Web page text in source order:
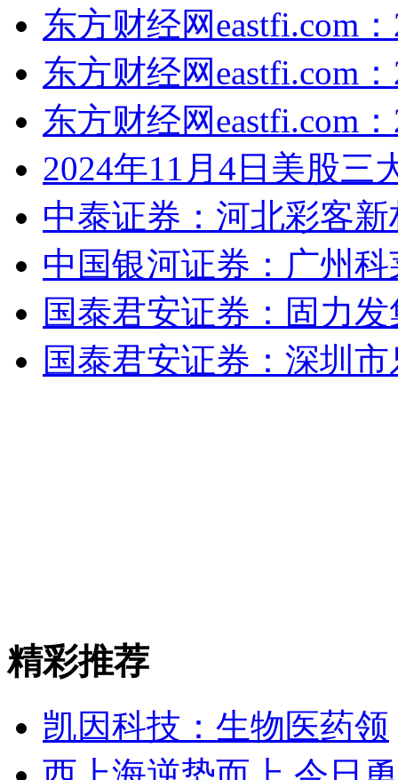
东方财经网eastfi.com
东方财经网eastfi.com
东方财经网eastfi.com
2024年11月4日美股三
中泰证券：河北彩客
中国银河证券：广州
国泰君安证券：固力
国泰君安证券：深圳
精彩推荐
凯因科技：生物医药领